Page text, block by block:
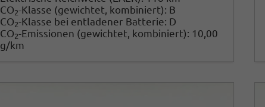
CO2-Klasse (gewichtet, kombiniert): B
CO2-Klasse bei entladener Batterie: D
CO2-Emissionen (gewichtet, kombiniert): 10,00
g/km